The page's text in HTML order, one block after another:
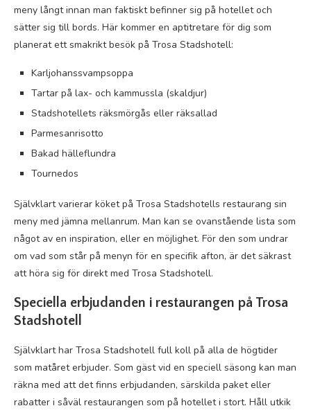
meny långt innan man faktiskt befinner sig på hotellet och
sätter sig till bords. Här kommer en aptitretare för dig som
planerat ett smakrikt besök på Trosa Stadshotell:
Karljohanssvampsoppa
Tartar på lax- och kammussla (skaldjur)
Stadshotellets räksmörgås eller räksallad
Parmesanrisotto
Bakad hälleflundra
Tournedos
Självklart varierar köket på Trosa Stadshotells restaurang sin
meny med jämna mellanrum. Man kan se ovanstående lista som
något av en inspiration, eller en möjlighet. För den som undrar
om vad som står på menyn för en specifik afton, är det säkrast
att höra sig för direkt med Trosa Stadshotell.
Speciella erbjudanden i restaurangen på Trosa
Stadshotell
Självklart har Trosa Stadshotell full koll på alla de högtider
som matåret erbjuder. Som gäst vid en speciell säsong kan man
räkna med att det finns erbjudanden, särskilda paket eller
rabatter i såväl restaurangen som på hotellet i stort. Håll utkik